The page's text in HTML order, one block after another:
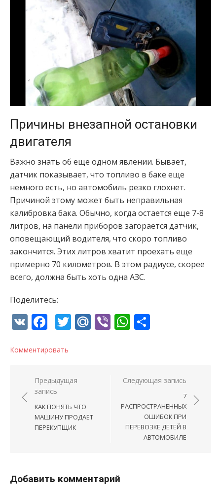
Причины внезапной остановки
двигателя
Важно знать об еще одном явлении. Бывает,
датчик показывает, что топливо в баке еще
немного есть, но автомобиль резко глохнет.
Причиной этому может быть неправильная
калибровка бака. Обычно, когда остается еще 7-8
литров, на панели приборов загорается датчик,
оповещающий водителя, что скоро топливо
закончится. Этих литров хватит проехать еще
примерно 70 километров. В этом радиусе, скорее
всего, должна быть хоть одна АЗС.
Поделитесь:
VK Facebook
Twitter
Mail.Ru
ViberWhatsApp
Комментировать
Навигация по записям
Предыдущая
запись
КАК ПОНЯТЬ ЧТО
МАШИНУ ПРОДАЕТ
ПЕРЕКУПЩИК
Следующая запись
7
РАСПРОСТРАНЕННЫХ
ОШИБОК ПРИ
ПЕРЕВОЗКЕ ДЕТЕЙ В
АВТОМОБИЛЕ
Добавить комментарий